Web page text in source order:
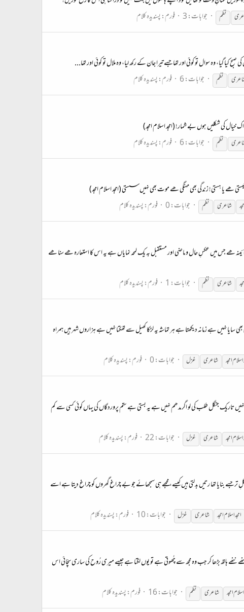
نظم جوابات: 3 فورم:پسندیدہ کلام
گیا، وہ سوال تو کوئی اور تھا جسے تیرا جان کے رکھ لیا، وہ ملال تو کوئی اور تھا...
نظم جوابات: 6 فورم:پسندیدہ کلام
کی شکلیں ہوں بے شمار! (امجد اسلام امجد)
نظم جوابات: 6 فورم:پسندیدہ کلام
ھے یا ہستی! زندگی بھی مہنگی ھے موت بھی نہیں سستی (امجد اسلام امجد)
شاعری نظم جوابات: 0 فورم:پسندیدہ کلام
ھے جس میں عکسِ حال و ماضی اور مستقبل بہ یک لمحہ نمایاں ہے یہ اس کا استعارہ ھے سنا ھے
شاعری نظم جوابات: 1 فورم:پسندیدہ کلام
نہیں ہے زمانہ دیکھتا ہے ہر تماشہ یہ لڑکا کھیل سے تھکتا نہیں ہے ہزاروں شہر ہیں ہمراہ
امجد شاعری غزل جوابات: 0 فورم:پسندیدہ کلام
نہیں تاریک جنگل طلب کی لو اگر مدھم نہیں ہے یہ بستی ہے ستم پروردگاں کی یہاں کوئی کسی سے کم
امجد شاعری غزل جوابات: 22 فورم:پسندیدہ کلام
تھا رتیں بدلتی ہیں کیسے، مجھے ہی سمجھائے جو بے چراغ گھروں کو چراغ دیتا ہے اسے
امجد اسلام امجد شاعری غزل جوابات: 10 فورم:پسندیدہ کلام
ہاتھ بڑھا کر جب وہ مجھ سے چُھوتی ہے تو یوں لگتا ہے جیسے میری رُوح کی ساری سچّائی اس
امجد شاعری نظم جوابات: 16 فورم:پسندیدہ کلام